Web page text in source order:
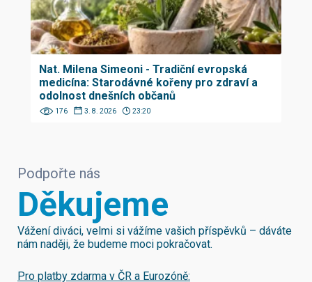
Nat. Milena Simeoni - Tradiční evropská
medicína: Starodávné kořeny pro zdraví a
odolnost dnešních občanů
176 3. 8. 2026 23:20
Podpořte nás
Děkujeme
Vážení diváci, velmi si vážíme vašich příspěvků – dáváte
nám naději, že budeme moci pokračovat.
Pro platby zdarma v ČR a Eurozóně: